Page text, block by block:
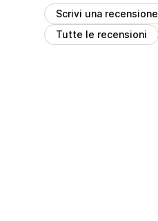
Scrivi una recensione
Tutte le recensioni